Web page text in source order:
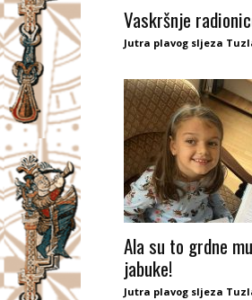
Vaskršnje
Jutra plavog sljeza
Ala su to grdne
jabuke!
Jutra plavog sljeza